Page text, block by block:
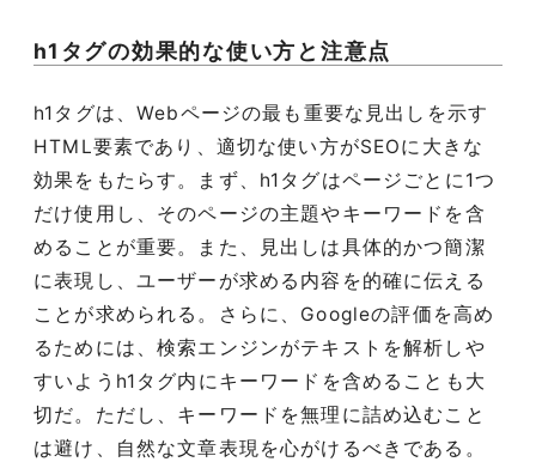
h1タグの効果的な使い方と注意点
h1タグは、Webページの最も重要な見出しを示す
HTML要素であり、適切な使い方がSEOに大きな
効果をもたらす。まず、h1タグはページごとに1つ
だけ使用し、そのページの主題やキーワードを含
めることが重要。また、見出しは具体的かつ簡潔
に表現し、ユーザーが求める内容を的確に伝える
ことが求められる。さらに、Googleの評価を高め
るためには、検索エンジンがテキストを解析しや
すいようh1タグ内にキーワードを含めることも大
切だ。ただし、キーワードを無理に詰め込むこと
は避け、自然な文章表現を心がけるべきである。